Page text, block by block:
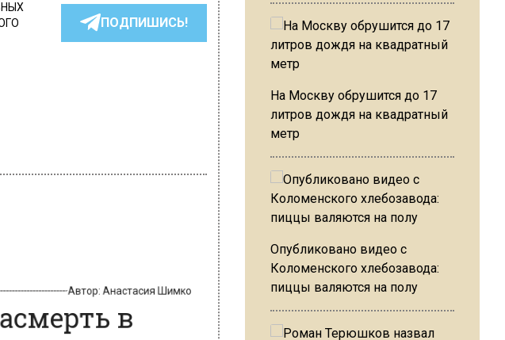
ПОДПИШИСЬ!
в
На Москву обрушится до 17
литров дождя на квадратный
метр
Опубликовано видео с
Коломенского хлебозавода:
пиццы валяются на полу